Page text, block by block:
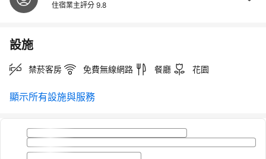
住宿業主評分 9.8
設施
禁菸客房 免費無線網路 餐廳 花園
顯示所有設施與服務